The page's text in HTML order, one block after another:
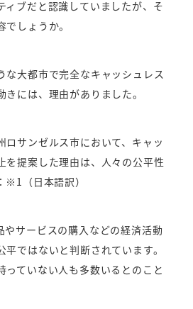
ィブだと認識していましたが、そ
しょうか。
な大都市で完全なキャッシュレス
には、理由がありました。
ロサンゼルス市において、キャッ
を提案した理由は、人々の公平性
※1（日本語訳）
やサービスの購入などの経済活動
ではないと判断されています。
っていない人も多数いるとのこと